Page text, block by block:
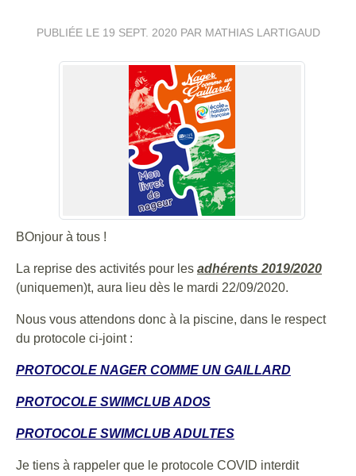
PUBLIÉE LE 19 SEPT. 2020 PAR MATHIAS LARTIGAUD
BOnjour à tous !
La reprise des activités pour les adhérents 2019/2020
(uniquemen)t, aura lieu dès le mardi 22/09/2020.
Nous vous attendons donc à la piscine, dans le respect
du protocole ci-joint :
PROTOCOLE NAGER COMME UN GAILLARD
PROTOCOLE SWIMCLUB ADOS
PROTOCOLE SWIMCLUB ADULTES
Je tiens à rappeler que le protocole COVID interdit